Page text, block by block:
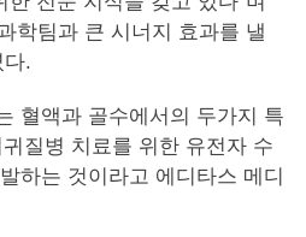
학팀과 큰 시너지 효과를 낼
다.
혈액과 골수에서의 두가지 특
질병 치료를 위한 유전자 수
하는 것이라고 에디타스 메디